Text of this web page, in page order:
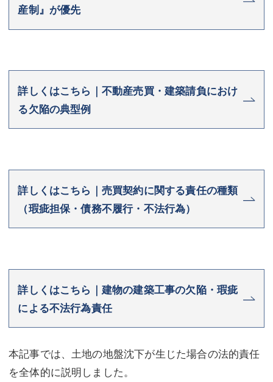
産制』が優先
詳しくはこちら｜不動産売買・建築請負におけ
る欠陥の典型例
詳しくはこちら｜売買契約に関する責任の種類
（瑕疵担保・債務不履行・不法行為）
詳しくはこちら｜建物の建築工事の欠陥・瑕疵
による不法行為責任
本記事では、土地の地盤沈下が生じた場合の法的責任
を全体的に説明しました。